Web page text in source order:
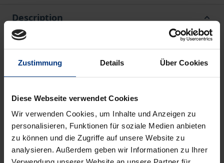
Zustimmung Details Über Cookies
Diese Webseite verwendet Cookies
Wir verwenden Cookies, um Inhalte und Anzeigen zu
personalisieren, Funktionen für soziale Medien anbieten
zu können und die Zugriffe auf unsere Website zu
analysieren. Außerdem geben wir Informationen zu Ihrer
Description
In this volume, Corrado Becker ventures to take an
overall legal view of same-sex marriage and
presents the topic in a comprehensive constitutional
historical development of marriage and
homosexuality over the centuries is traced;
comparative legal remarks place the issue on a
broader foundation. From this broader context, the
possibilities and limits of a further development of